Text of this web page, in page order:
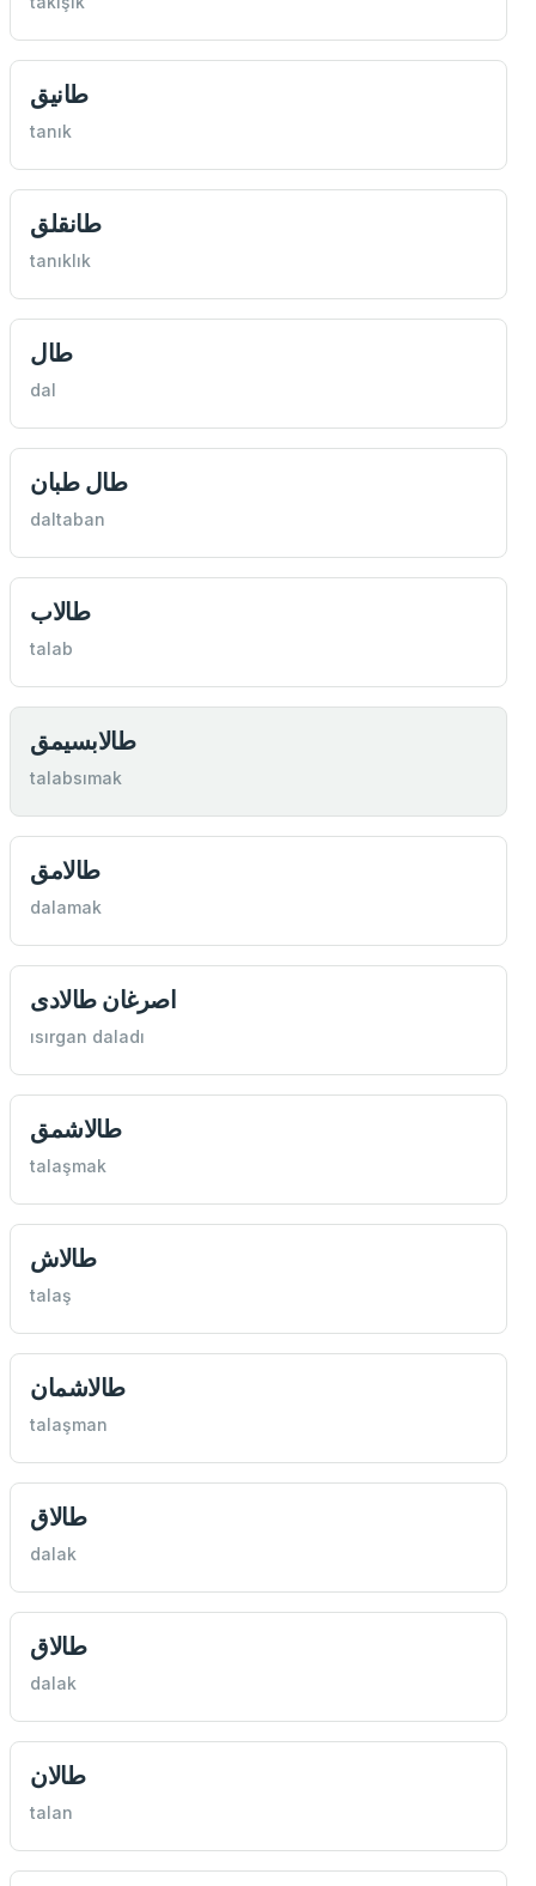
طانيق
tanık
طانقلق
tanıklık
طال
dal
طال طبان
daltaban
طالاب
talab
طالابسيمق
talabsımak
طالامق
dalamak
اصرغان طالادی
ısırgan daladı
طالاشمق
talaşmak
طالاش
talaş
طالاشمان
talaşman
طالاق
dalak
طالاق
dalak
طالان
talan